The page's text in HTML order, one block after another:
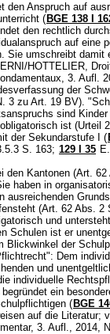
den Anspruch auf
( BGE 138 I
den rechtlich
auf eine
Sie umschreibt damit
HOTTELIER,
3. Aufl.
der
3 zu Art. 19 BV).
sind
ist (Urteil
der Sekundarstufe I (
S. 163; 129 I 35
den Kantonen (Art. 62
haben in
ausreichenden
(Art. 62 Abs. 2
und
Schulen ist er
Blickwinkel der
Dem
und
individuelle
ein
( BGE
auf die Literatur;
3. Aufl., 2014,